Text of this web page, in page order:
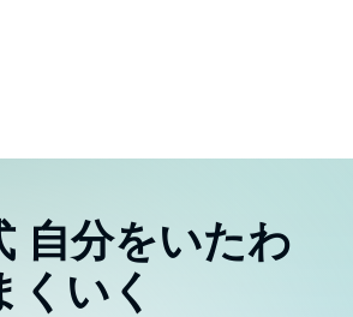
自分をいたわ
くいく